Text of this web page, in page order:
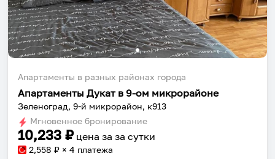
Апартаменты в разных районах города
Апартаменты Дукат в 9-ом микрорайоне
Зеленоград, 9-й микрорайон, к913
Мгновенное бронирование
10,233 ₽ цена за за сутки
2,558 ₽ × 4 платежа